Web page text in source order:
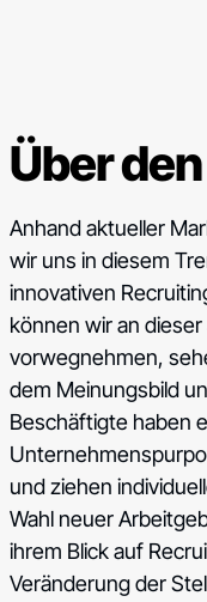
Über
Anhand aktueller
wir uns in diesem
innovativen
können wir an
vorwegnehmen,
dem Meinungsbild
Beschäftigte haben
und ziehen
Wahl neuer
ihrem Blick auf
Veränderung der